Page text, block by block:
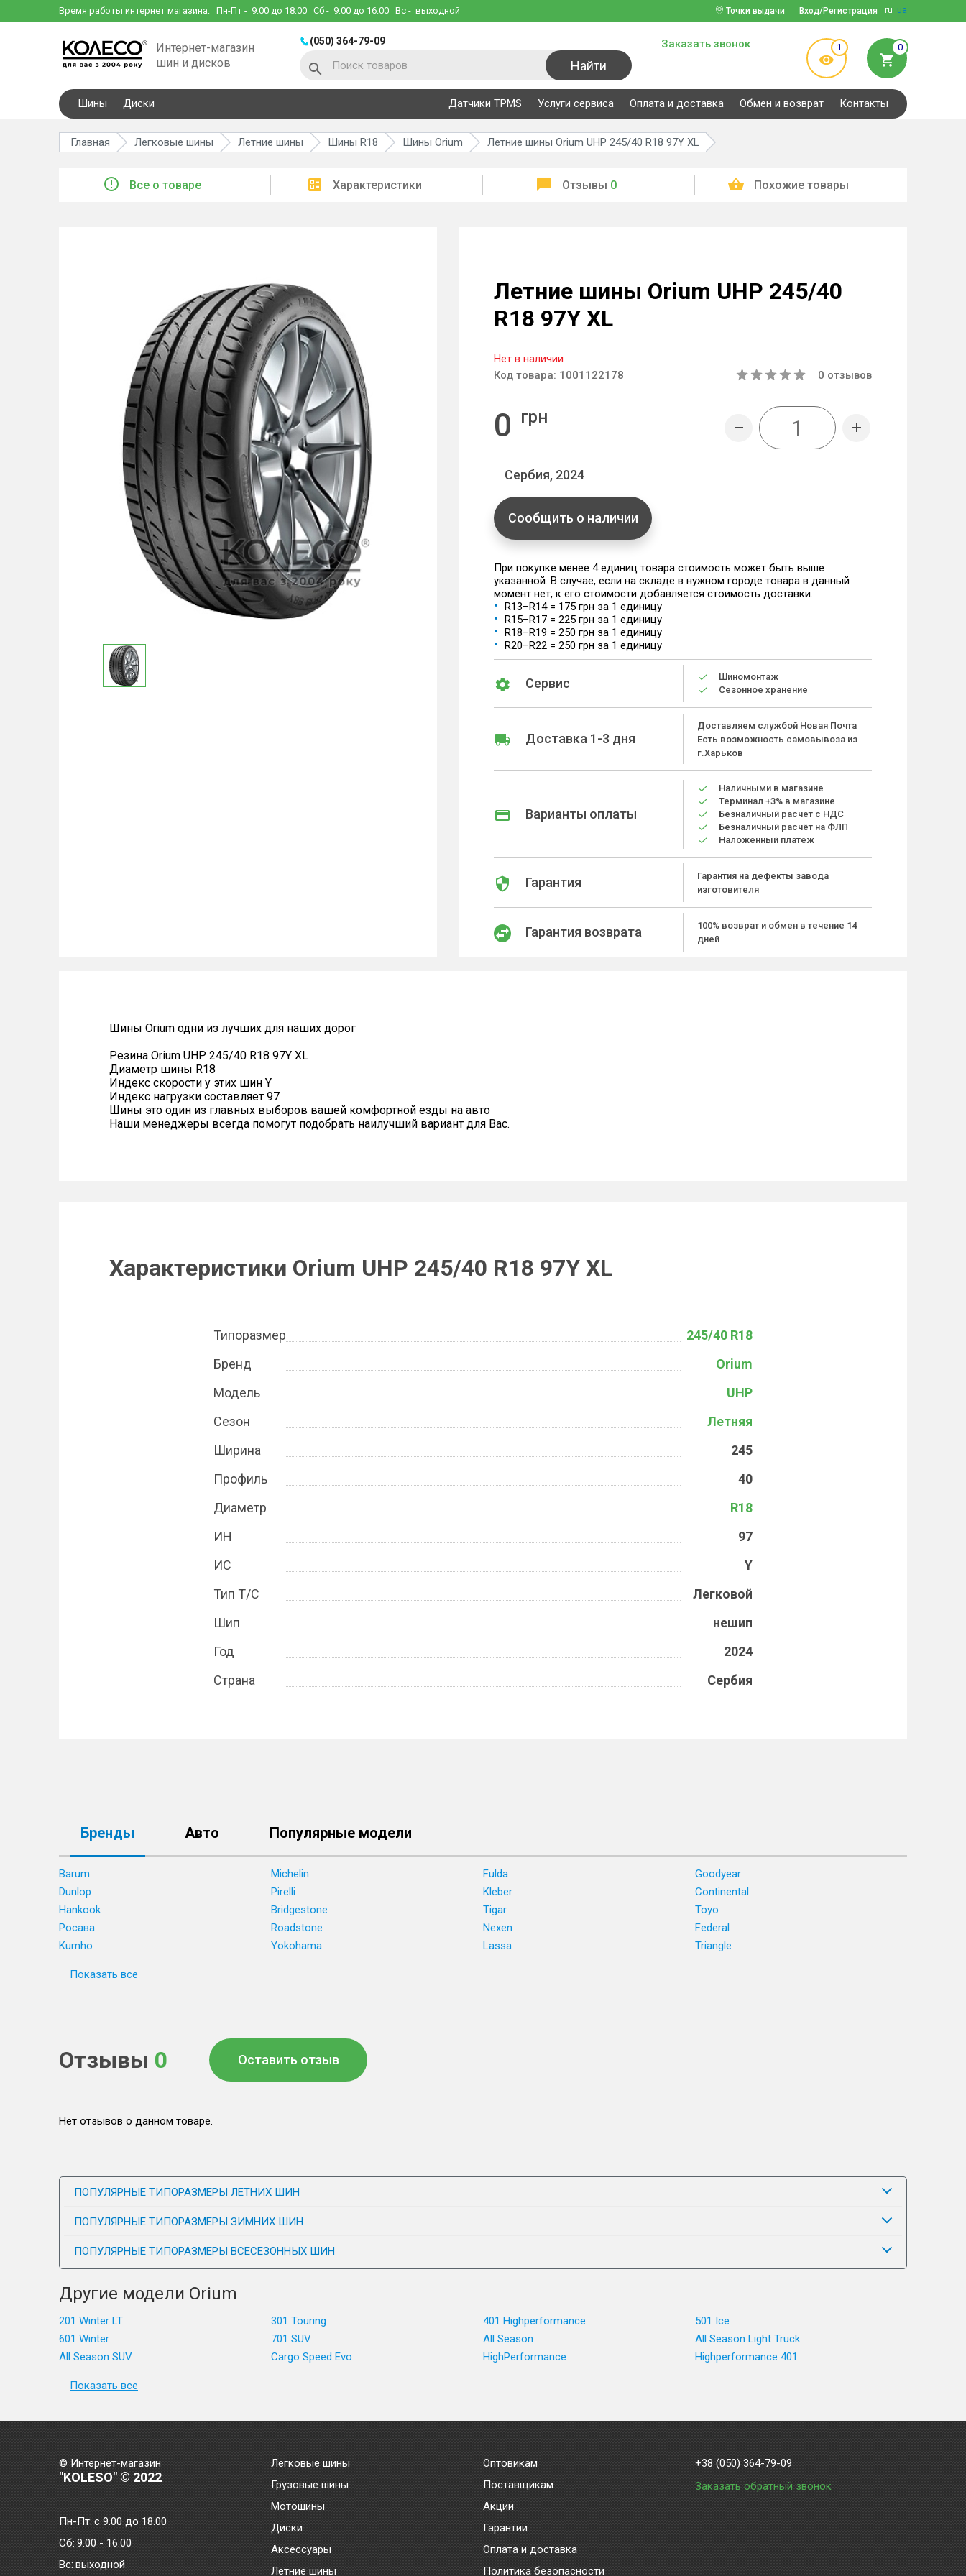
Время работы интернет магазина: Пн-Пт - 9:00 до 18:00 Сб - 9:00 до 16:00 Вс - выходной ru ua
Вход/Регистрация
Точки выдачи
Интернет-магазин
шин и дисков
(050) 364-79-09
Найти
Заказать звонок 1 0
Шины Диски Датчики TPMS Услуги сервиса Оплата и доставка Обмен и возврат Контакты
Главная Легковые шины Летние шины Шины R18 Шины Orium Летние шины Orium UHP 245/40 R18 97Y XL
Все о товаре Характеристики Отзывы 0 Похожие товары
Летние шины Orium UHP 245/40
R18 97Y XL
Нет в наличии
Код товара: 1001122178 0 отзывов
0 грн
Сербия, 2024
Сообщить о наличии
При покупке менее 4 единиц товара стоимость может быть выше
указанной. В случае, если на складе в нужном городе товара в данный
момент нет, к его стоимости добавляется стоимость доставки.
R13–R14 = 175 грн за 1 единицу
R15–R17 = 225 грн за 1 единицу
R18–R19 = 250 грн за 1 единицу
R20–R22 = 250 грн за 1 единицу
Сервис
Шиномонтаж
Сезонное хранение
Доставка 1-3 дня
Доставляем службой Новая Почта
Есть возможность самовывоза из
г.Харьков
Варианты оплаты
Наличными в магазине
Терминал +3% в магазине
Безналичный расчет с НДС
Безналичный расчёт на ФЛП
Наложенный платеж
Гарантия
Гарантия на дефекты завода
изготовителя
Гарантия возврата
100% возврат и обмен в течение 14
дней
Шины Orium одни из лучших для наших дорог
Резина Orium UHP 245/40 R18 97Y XL
Диаметр шины R18
Индекс скорости у этих шин Y
Индекс нагрузки составляет 97
Шины это один из главных выборов вашей комфортной езды на авто
Наши менеджеры всегда помогут подобрать наилучший вариант для Вас.
Характеристики Orium UHP 245/40 R18 97Y XL
Типоразмер
245/40 R18
Бренд
Orium
Модель
UHP
Сезон
Летняя
Ширина
245
Профиль
40
Диаметр
R18
ИН
97
ИС
Y
Тип Т/С
Легковой
Шип
нешип
Год
2024
Страна
Сербия
Бренды Авто Популярные модели
Barum Michelin Fulda
Goodyear
Dunlop
Pirelli Kleber
Continental
Hankook
Bridgestone Tigar
Toyo
Росава
Roadstone Nexen
Federal
Kumho
Yokohama Lassa Triangle
Показать все
Отзывы 0 Оставить отзыв
Нет отзывов о данном товаре.
ПОПУЛЯРНЫЕ ТИПОРАЗМЕРЫ ЛЕТНИХ ШИН
ПОПУЛЯРНЫЕ ТИПОРАЗМЕРЫ ЗИМНИХ ШИН
ПОПУЛЯРНЫЕ ТИПОРАЗМЕРЫ ВСЕСЕЗОННЫХ ШИН
Другие модели Orium
201 Winter LT 301 Touring 401 Highperformance
501 Ice
601 Winter
701 SUV All Season
All Season Light Truck
All Season SUV
Cargo Speed Evo HighPerformance Highperformance 401
Показать все
© Интернет-магазин
"KOLESO" © 2022
Пн-Пт:с 9.00 до 18.00
Сб: 9.00 - 16.00
Bc: выходной
Легковые шины
Грузовые шины
Мотошины
Диски
Аксессуары
Летние шины
Оптовикам
Поставщикам
Акции
Гарантии
Оплата и доставка
Политика безопасности
+38 (050) 364-79-09
Заказать обратный звонок